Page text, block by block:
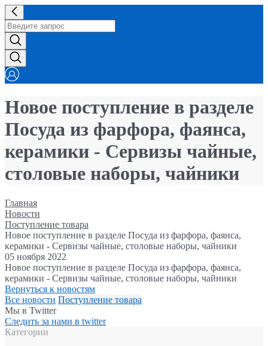
Новое поступление в разделе
Посуда из фарфора, фаянса,
керамики - Сервизы чайные,
столовые наборы, чайники
Главная
Новости
Поступление товара
Новое поступление в разделе Посуда из фарфора, фаянса,
керамики - Сервизы чайные, столовые наборы, чайники
05 ноября 2022
Новое поступление в разделе Посуда из фарфора, фаянса,
керамики - Сервизы чайные, столовые наборы, чайники
Вернуться к новостям
Все новости Поступление товара
Мы в Twitter
Следить за нами в twitter
Категории